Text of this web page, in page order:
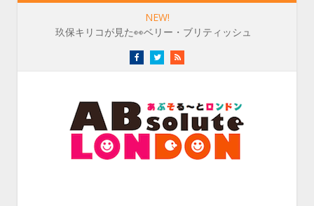
NEW!
玖保キリコが見た👀ベリー・ブリティッシュ
FacebookTwitterRSS